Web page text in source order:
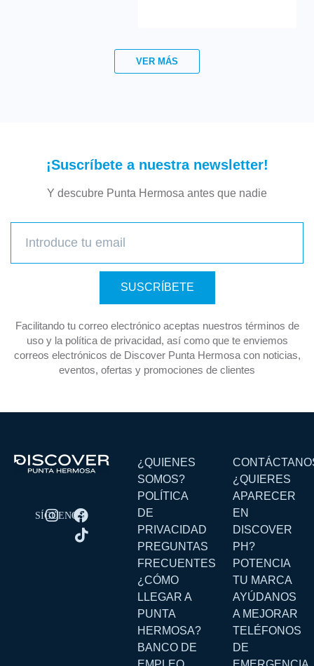
VER MÁS
¡Suscríbete a nuestra newsletter!
Y descubre Punta Hermosa antes que nadie
SUSCRÍBETE
Facilitando tu correo electrónico aceptas nuestros términos de
uso y la política de privacidad, así como que te enviemos
correos electrónicos de Discover Punta Hermosa con noticias,
eventos, ofertas y promociones de clientes
¿QUIENES
SOMOS?
POLÍTICA
DE
PRIVACIDAD
PREGUNTAS
FRECUENTES
¿CÓMO
LLEGAR A
PUNTA
HERMOSA?
BANCO DE
¿QUIERES
APARECER
EN
DISCOVER
PH?
POTENCIA
TU MARCA
AYÚDANOS
A MEJORAR
TELÉFONOS
DE